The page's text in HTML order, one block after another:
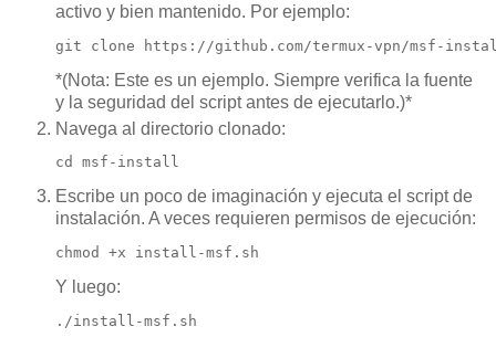
activo y bien mantenido. Por ejemplo:
git clone https://github.com/termux-vpn/msf-
*(Nota: Este es un ejemplo. Siempre verifica la fuente
y la seguridad del script antes de ejecutarlo.)*
Navega al directorio clonado:
cd msf-install
Escribe un poco de imaginación y ejecuta el script de
instalación. A veces requieren permisos de ejecución:
chmod +x install-msf.sh
Y luego:
./install-msf.sh